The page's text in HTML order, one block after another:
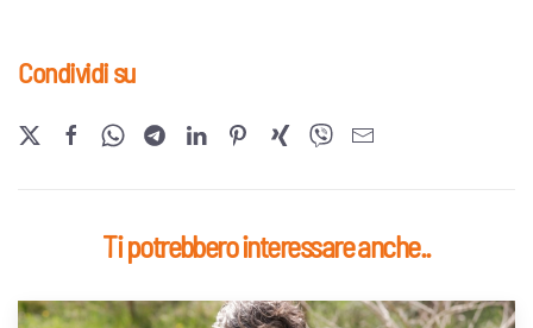
Condividi su
Ti potrebbero interessare anche..